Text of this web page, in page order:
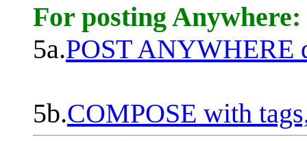
For posting Anywhere:
5a.POST ANYWHERE
5b.COMPOSE with